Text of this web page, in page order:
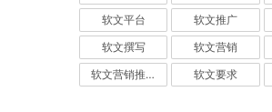
软文平台 软文推广
软文撰写 软文营销
软文营销推广 软文要求